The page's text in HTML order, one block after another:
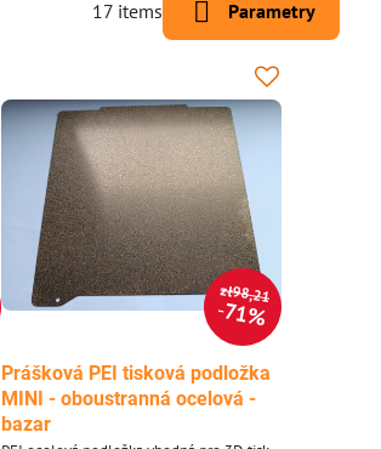
17 items Parametry
zł98,21
71%
Prášková PEI tisková podložka
MINI - oboustranná ocelová -
bazar